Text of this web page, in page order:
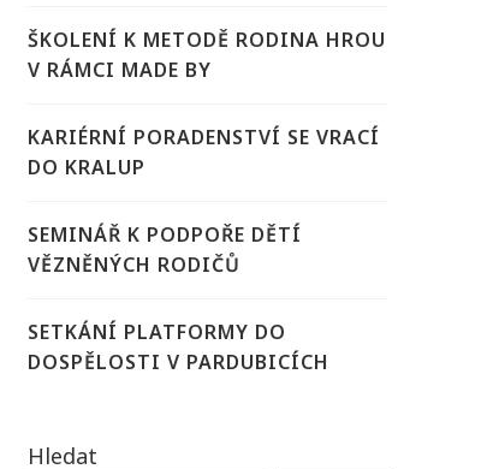
ŠKOLENÍ K METODĚ RODINA HROU
V RÁMCI MADE BY
KARIÉRNÍ PORADENSTVÍ SE VRACÍ
DO KRALUP
SEMINÁŘ K PODPOŘE DĚTÍ
VĚZNĚNÝCH RODIČŮ
SETKÁNÍ PLATFORMY DO
DOSPĚLOSTI V PARDUBICÍCH
Hledat